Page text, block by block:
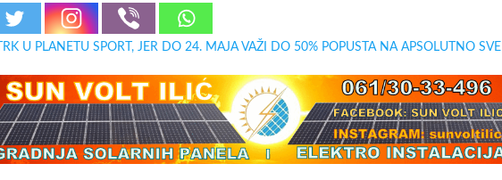
TRK U PLANETU SPORT, JER DO 24. MAJA VAŽI DO 50% POPUSTA NA APSOLUTNO SVE